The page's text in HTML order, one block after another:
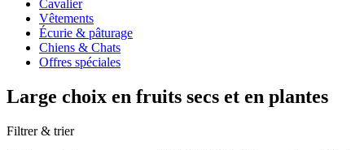
Cavalier
Vêtements
Écurie & pâturage
Chiens & Chats
Offres spéciales
Large choix en fruits secs et en plantes
Filtrer & trier